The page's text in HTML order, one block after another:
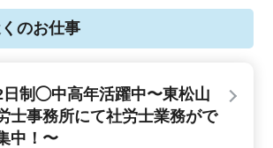
くのお仕事
制◯中高年活躍中〜東松山
士事務所にて社労士業務がで
中！〜